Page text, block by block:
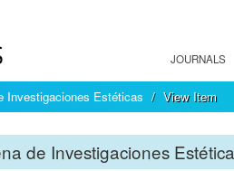
JOURNALS
Investigaciones Estéticas View Item
de Investigaciones